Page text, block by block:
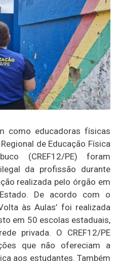
como educadoras físicas
de Educação Física
(CREF12/PE) foram
da profissão durante
realizada pelo órgão em
De acordo com o
às Aulas’ foi realizada
em 50 escolas estaduais,
privada. O CREF12/PE
que não ofereciam a
aos estudantes. Também